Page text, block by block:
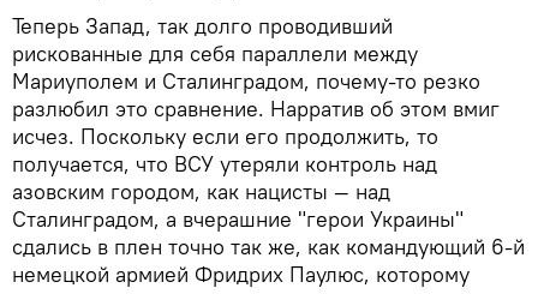
Теперь Запад, так долго проводивший
рискованные для себя параллели между
Мариуполем и Сталинградом, почему-то резко
разлюбил это сравнение. Нарратив об этом вмиг
исчез. Поскольку если его продолжить, то
получается, что ВСУ утеряли контроль над
азовским городом, как нацисты — над
Сталинградом, а вчерашние "герои Украины"
сдались в плен точно так же, как командующий 6-й
немецкой армией Фридрих Паулюс, которому